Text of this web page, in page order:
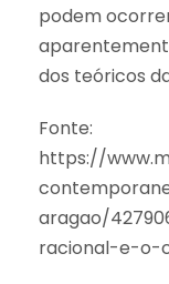
podem
dos teóricos
Fonte:
https://
aragao/
racional-e-o-